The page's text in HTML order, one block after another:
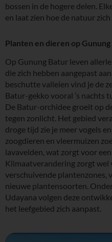
bossen in de hogere delen.
en laat zien hoe de natuur
Planten en dieren op
Op Gunung Batur leven
die zich hebben aangepast
beschutte valleien vind je de
Batur-gekko vooral ’s nachts
De Batur-orchidee groeit op
tegen zonlicht. Het gebied
droge tijd zie je meer vogels
zoogdieren en vleermuizen
lavavelden, wat zorgt voor
Klimaatverandering zorgt wel
verschuivende plantenzones,
nieuwe plantensoorten.
Udayana volgen deze
het leefgebied zich aanpast.